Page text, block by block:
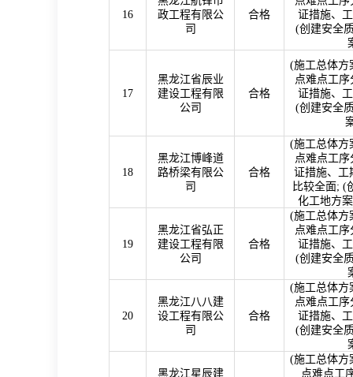
16
政工程有限公
司
合格
证措施、
(创建安全
17
黑龙江省辰业
建设工程有限
公司
合格
(施工总体方
点难点工序
证措施、
(创建安全
18
黑龙江博峰道
路桥梁有限公
司
合格
(施工总体方
点难点工序
证措施、工
比较全面; (
化工地方案
19
黑龙江省弘正
建设工程有限
公司
合格
(施工总体方
点难点工序
证措施、
(创建安全
20
黑龙江八八建
设工程有限公
司
合格
(施工总体方
点难点工序
证措施、
(创建安全
黑龙江星辰建
(施工总体方
点难点工